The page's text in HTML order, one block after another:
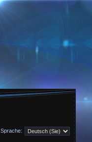
Sprache: